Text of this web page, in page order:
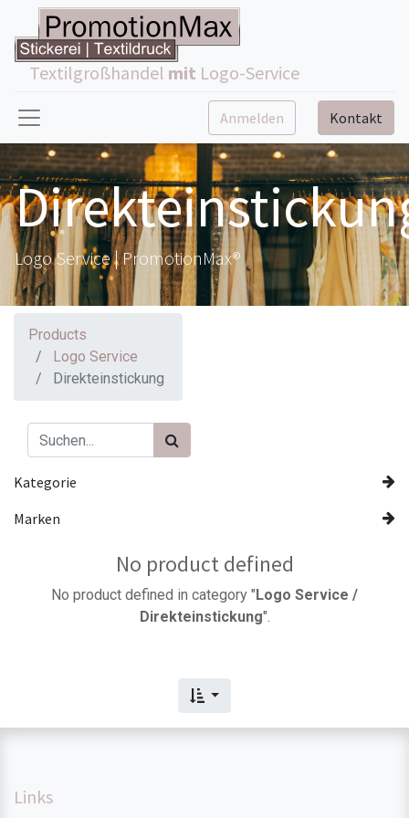
Textilgroßhandel mit Logo-Service
Anmelden Kontakt
Logo Service | PromotionMax®
Products
Logo Service
Direkteinstickung
Kategorie
Marken
No product defined
No product defined in category "Logo Service /
Direkteinstickung".
Links